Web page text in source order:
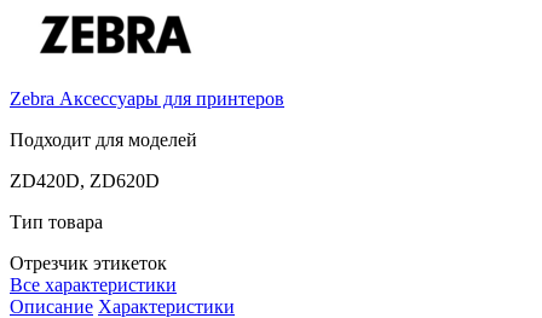
Zebra Аксессуары для принтеров
Подходит для моделей
ZD420D, ZD620D
Тип товара
Отрезчик этикеток
Все характеристики
Описание Характеристики